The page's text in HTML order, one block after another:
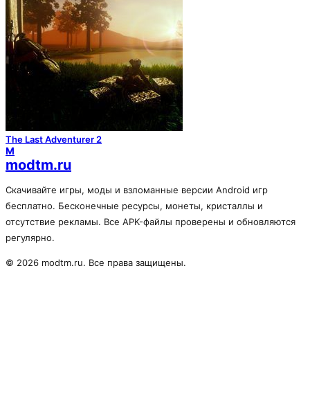
The Last Adventurer 2
M
modtm.ru
Скачивайте игры, моды и взломанные версии Android игр
бесплатно. Бесконечные ресурсы, монеты, кристаллы и
отсутствие рекламы. Все APK-файлы проверены и обновляются
регулярно.
© 2026 modtm.ru. Все права защищены.